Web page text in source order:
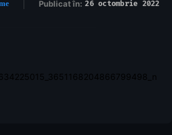
Publicat în: 26 octombrie 2022